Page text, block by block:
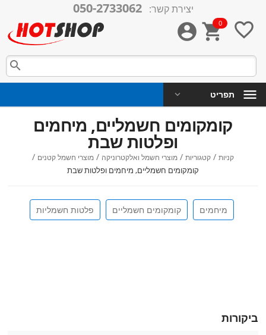
יצירת קשר: 050-2733062

0



תפריט
קומקומים חשמליים, מיחמים
ופלטות שבת
קניות / קטגוריות / מוצרי חשמל ואלקטרוניקה / מוצרי חשמל קטנים /
קומקומים חשמליים, מיחמים ופלטות שבת
מיחמים קומקומים חשמליים פלטות חשמליות
ביקורות